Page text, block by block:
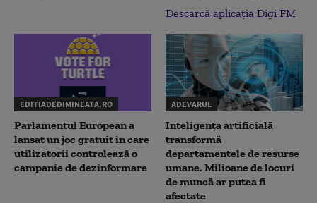
Descarcă aplicația Digi FM
EDITIADEDIMINEATA.RO
Parlamentul European a
lansat un joc gratuit în care
utilizatorii controlează o
campanie de dezinformare
ADEVARUL
Inteligența artificială
transformă
departamentele de resurse
umane. Milioane de locuri
de muncă ar putea fi
afectate